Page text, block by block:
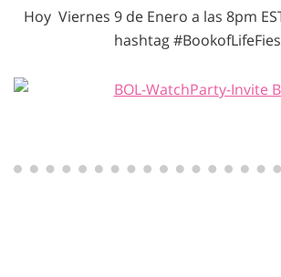
Hoy Viernes 9 de Enero a las 8pm
hashtag